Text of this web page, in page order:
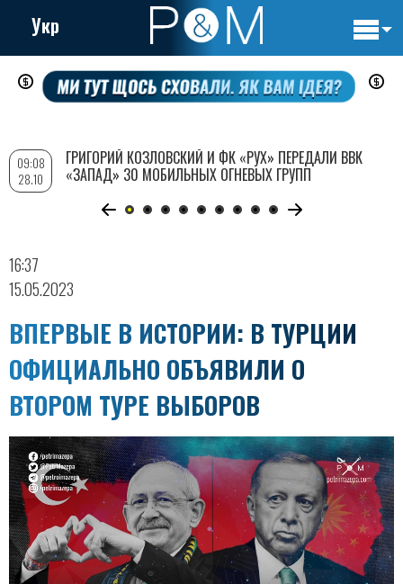
Перейти
содержанию
Укр
16:37
15.05.2023
ВПЕРВЫЕ В ИСТОРИИ: В ТУРЦИИ
ОФИЦИАЛЬНО ОБЪЯВИЛИ О
ВТОРОМ ТУРЕ ВЫБОРОВ
09:08
28.10
ГРИГОРИЙ КОЗЛОВСКИЙ И ФК «РУХ» ПЕРЕДАЛИ ВВК
«ЗАПАД» 30 МОБИЛЬНЫХ ОГНЕВЫХ ГРУПП